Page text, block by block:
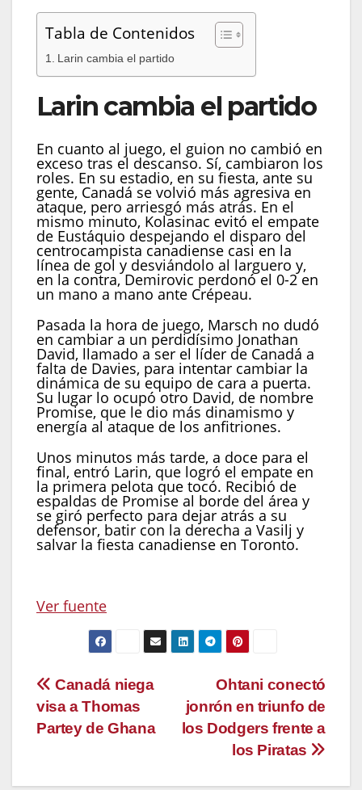
Tabla de Contenidos
Larin cambia el partido
Larin cambia el partido
En cuanto al juego, el guion no cambió en
exceso tras el descanso. Sí, cambiaron los
roles. En su estadio, en su fiesta, ante su
gente, Canadá se volvió más agresiva en
ataque, pero arriesgó más atrás. En el
mismo minuto, Kolasinac evitó el empate
de Eustáquio despejando el disparo del
centrocampista canadiense casi en la
línea de gol y desviándolo al larguero y,
en la contra, Demirovic perdonó el 0-2 en
un mano a mano ante Crépeau.
Pasada la hora de juego, Marsch no dudó
en cambiar a un perdidísimo Jonathan
David, llamado a ser el líder de Canadá a
falta de Davies, para intentar cambiar la
dinámica de su equipo de cara a puerta.
Su lugar lo ocupó otro David, de nombre
Promise, que le dio más dinamismo y
energía al ataque de los anfitriones.
Unos minutos más tarde, a doce para el
final, entró Larin, que logró el empate en
la primera pelota que tocó. Recibió de
espaldas de Promise al borde del área y
se giró perfecto para dejar atrás a su
defensor, batir con la derecha a Vasilj y
salvar la fiesta canadiense en Toronto.
Ver fuente
Navegación
de
Ohtani conectó
jonrón en triunfo de
los Dodgers frente a
los Piratas
Canadá niega
visa a Thomas
Partey de Ghana